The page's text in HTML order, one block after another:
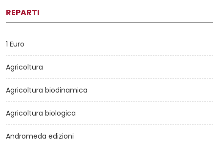
REPARTI
1 Euro
Agricoltura
Agricoltura biodinamica
Agricoltura biologica
Andromeda edizioni